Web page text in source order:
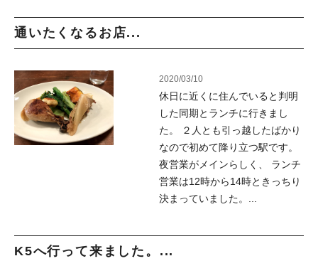
通いたくなるお店...
2020/03/10
休日に近くに住んでいると判明
した同期とランチに行きまし
た。 ２人とも引っ越したばかり
なので初めて降り立つ駅です。
夜営業がメインらしく、 ランチ
営業は12時から14時ときっちり
決まっていました。...
K5へ行って来ました。...